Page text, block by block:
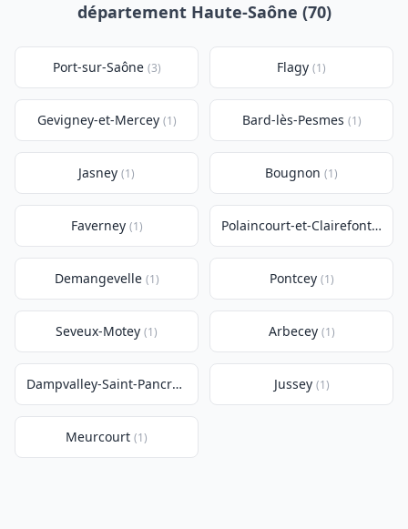
département Haute-Saône (70)
Port-sur-Saône (3) Flagy (1)
Gevigney-et-Mercey (1) Bard-lès-Pesmes (1)
Jasney (1) Bougnon (1)
Faverney (1) Polaincourt-et-Clairefontaine
Demangevelle (1) Pontcey (1)
Seveux-Motey (1) Arbecey (1)
Dampvalley-Saint-Pancras Jussey (1)
Meurcourt (1)